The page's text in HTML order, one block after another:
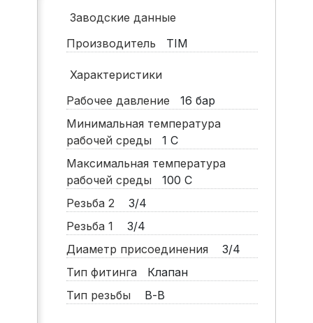
Заводские данные
Производитель
TIM
Характеристики
Рабочее давление
16 бар
Минимальная температура
рабочей среды
1 С
Максимальная температура
рабочей среды
100 С
Резьба 2
3/4
Резьба 1
3/4
Диаметр присоединения
3/4
Тип фитинга
Клапан
Тип резьбы
В-В